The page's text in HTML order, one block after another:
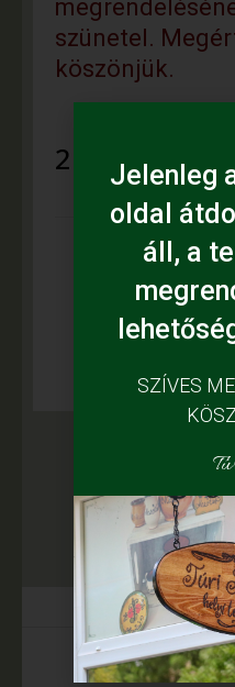
szünetel.
köszönjük.
2 .100 Ft
Leírás
Készítő:
Jelenleg
oldal
áll, a
SZÍVES